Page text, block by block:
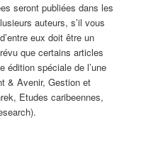
seront publiées dans les
auteurs, s’il vous
eux doit être un
que certains articles
édition spéciale de l’une
& Avenir, Gestion et
Etudes caribeennes,